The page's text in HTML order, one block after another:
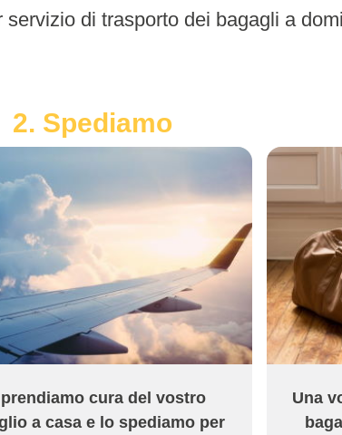
di trasporto dei bagagli a
2. Spediamo
cura del vostro
a casa e lo spediamo per
Una